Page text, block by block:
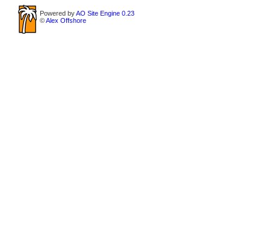
Powered byAO Site Engine 0.23
©Alex Offshore